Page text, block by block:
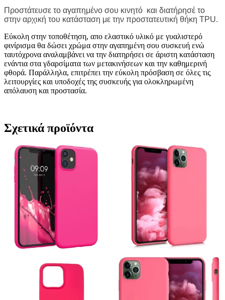
Προστάτευσε το αγαπημένο σου κινητό και διατήρησέ το
στην αρχική του κατάσταση με την προστατευτική θήκη TPU.
Εύκολη στην τοποθέτηση, απο ελαστικό υλικό με γυαλιστερό
φινίρισμα θα δώσει χρώμα στην αγαπημένη σου συσκευή ενώ
ταυτόχρονα αναλαμβάνει να την διατηρήσει σε άριστη κατάσταση
ενάντια στα γδαρσίματα των μετακινήσεων και την καθημερινή
φθορά. Παράλληλα, επιτρέπει την εύκολη πρόσβαση σε όλες τις
λειτουργίες και υποδοχές της συσκευής για ολοκληρωμένη
απόλαυση και προστασία.
Σχετικά προϊόντα